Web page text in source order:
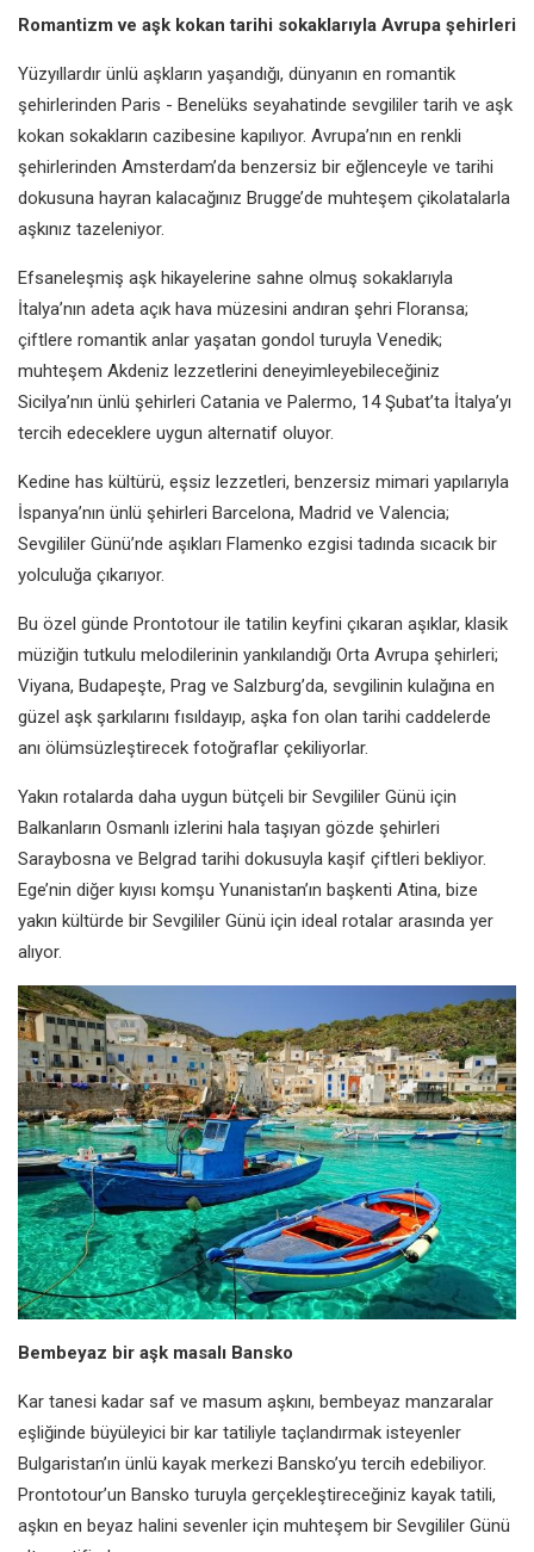
Romantizm ve aşk kokan tarihi sokaklarıyla Avrupa şehirleri
Yüzyıllardır ünlü aşkların yaşandığı, dünyanın en romantik
şehirlerinden Paris - Benelüks seyahatinde sevgililer tarih ve aşk
kokan sokakların cazibesine kapılıyor. Avrupa’nın en renkli
şehirlerinden Amsterdam’da benzersiz bir eğlenceyle ve tarihi
dokusuna hayran kalacağınız Brugge’de muhteşem çikolatalarla
aşkınız tazeleniyor.
Efsaneleşmiş aşk hikayelerine sahne olmuş sokaklarıyla
İtalya’nın adeta açık hava müzesini andıran şehri Floransa;
çiftlere romantik anlar yaşatan gondol turuyla Venedik;
muhteşem Akdeniz lezzetlerini deneyimleyebileceğiniz
Sicilya’nın ünlü şehirleri Catania ve Palermo, 14 Şubat’ta İtalya’yı
tercih edeceklere uygun alternatif oluyor.
Kedine has kültürü, eşsiz lezzetleri, benzersiz mimari yapılarıyla
İspanya’nın ünlü şehirleri Barcelona, Madrid ve Valencia;
Sevgililer Günü’nde aşıkları Flamenko ezgisi tadında sıcacık bir
yolculuğa çıkarıyor.
Bu özel günde Prontotour ile tatilin keyfini çıkaran aşıklar, klasik
müziğin tutkulu melodilerinin yankılandığı Orta Avrupa şehirleri;
Viyana, Budapeşte, Prag ve Salzburg’da, sevgilinin kulağına en
güzel aşk şarkılarını fısıldayıp, aşka fon olan tarihi caddelerde
anı ölümsüzleştirecek fotoğraflar çekiliyorlar.
Yakın rotalarda daha uygun bütçeli bir Sevgililer Günü için
Balkanların Osmanlı izlerini hala taşıyan gözde şehirleri
Saraybosna ve Belgrad tarihi dokusuyla kaşif çiftleri bekliyor.
Ege’nin diğer kıyısı komşu Yunanistan’ın başkenti Atina, bize
yakın kültürde bir Sevgililer Günü için ideal rotalar arasında yer
alıyor.
Bembeyaz bir aşk masalı Bansko
Kar tanesi kadar saf ve masum aşkını, bembeyaz manzaralar
eşliğinde büyüleyici bir kar tatiliyle taçlandırmak isteyenler
Bulgaristan’ın ünlü kayak merkezi Bansko’yu tercih edebiliyor.
Prontotour’un Bansko turuyla gerçekleştireceğiniz kayak tatili,
aşkın en beyaz halini sevenler için muhteşem bir Sevgililer Günü